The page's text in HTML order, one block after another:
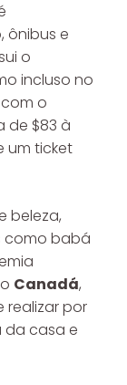
ônibus e
o
incluso no
o
de $83 à
um ticket
beleza,
como babá
Canadá,
realizar por
da casa e